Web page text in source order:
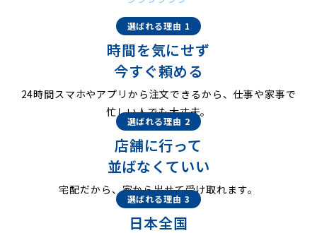
選ばれる理由 1
時間を気にせず
今すぐ頼める
24時間スマホやアプリから注文できるから、仕事や家事で
忙しい人でも大丈夫。
選ばれる理由 2
店舗に行って
並ばなくていい
宅配だから、家から出せて受け取れます。
選ばれる理由 3
日本全国